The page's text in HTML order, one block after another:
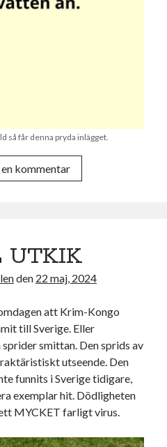
så får denna pryda inlägget.
en kommentar
UTKIK
den 22 maj, 2024
att Krim-Kongo
till Sverige. Eller
smittan. Den sprids av
utseende. Den
funnits i Sverige tidigare,
exemplar hit. Dödligheten
MYCKET farligt virus.